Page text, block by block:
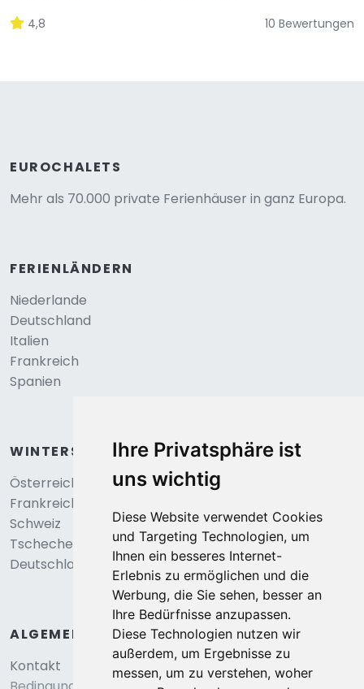
Ihre Privatsphäre ist
uns wichtig
Diese Website verwendet Cookies
und Targeting Technologien, um
Ihnen ein besseres Internet-
Erlebnis zu ermöglichen und die
Werbung, die Sie sehen, besser an
Ihre Bedürfnisse anzupassen.
Diese Technologien nutzen wir
außerdem, um Ergebnisse zu
messen, um zu verstehen, woher
4,8 10 Bewertungen
EUROCHALETS
Mehr als 70.000 private Ferienhäuser in ganz Europa.
FERIENLÄNDERN
Niederlande
Deutschland
Italien
Frankreich
Spanien
WINTERSPORT
Österreich
Frankreich
Schweiz
Tschechei
Deutschland
ALGEMEIN
Kontakt